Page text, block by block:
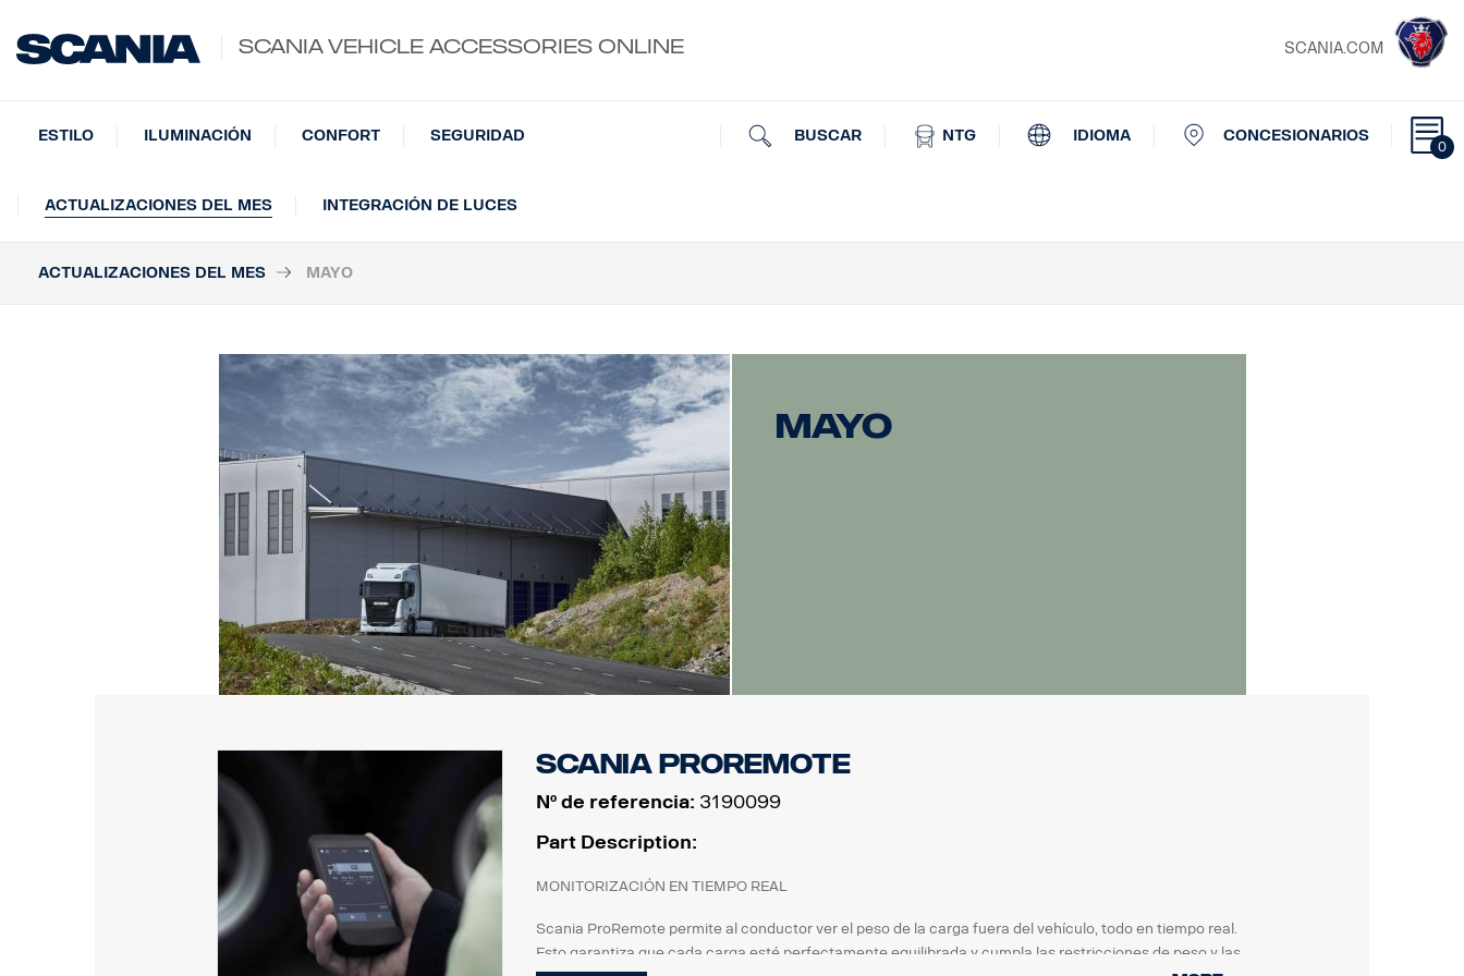
SCANIA VEHICLE ACCESSORIES ONLINE SCANIA.COM
0
BUSCAR NTG IDIOMA CONCESIONARIOS
ESTILO ILUMINACIÓN CONFORT SEGURIDAD
ACTUALIZACIONES DEL MES INTEGRACIÓN DE LUCES
ACTUALIZACIONES DEL MES MAYO
Mayo
Scania ProRemote
Nº de referencia: 3190099
Part Description:
MONITORIZACIÓN EN TIEMPO REAL
Scania ProRemote permite al conductor ver el peso de la carga fuera del vehículo, todo en tiempo real.
Esto garantiza que cada carga esté perfectamente equilibrada y cumpla las restricciones de peso y las